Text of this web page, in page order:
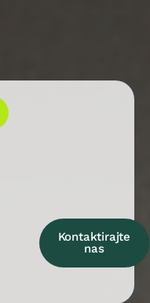
Kontaktirajte
nas